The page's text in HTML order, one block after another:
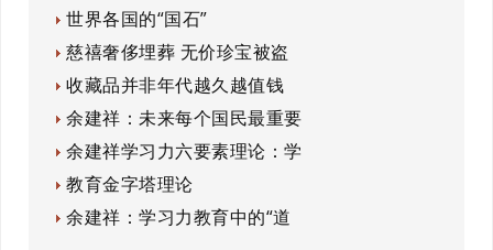
世界各国的“国石”
慈禧奢侈埋葬 无价珍宝被盗
收藏品并非年代越久越值钱
余建祥：未来每个国民最重要
余建祥学习力六要素理论：学
教育金字塔理论
余建祥：学习力教育中的“道